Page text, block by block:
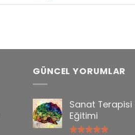
GÜNCEL YORUMLAR
Sanat Terapisi
Eğitimi